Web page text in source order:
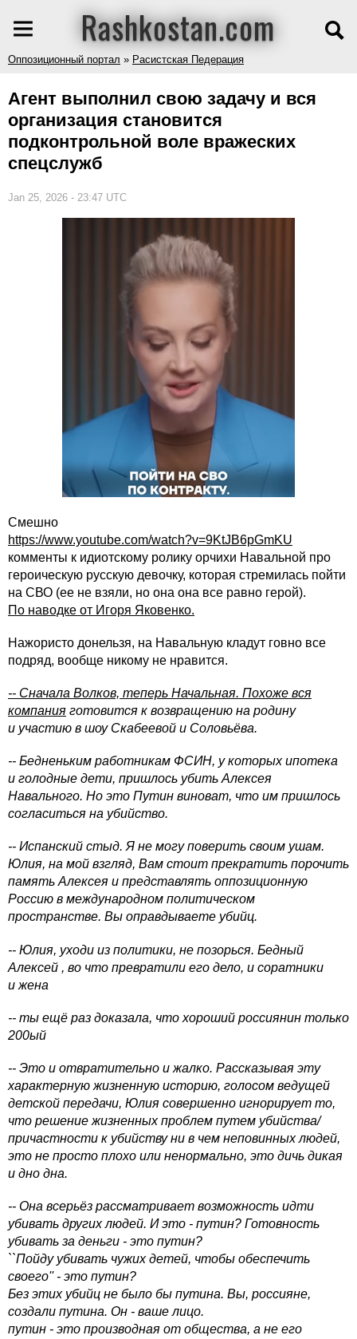
Rashkostan.com
Оппозиционный портал » Расистская Педерация
Агент выполнил свою задачу и вся
организация становится
подконтрольной воле вражеских
спецслужб
Jan 25, 2026 - 23:47 UTC
Смешно
https://www.youtube.com/watch?v=9KtJB6pGmKU
комменты к идиотскому ролику орчихи Навальной про
героическую русскую девочку, которая стремилась пойти
на СВО (ее не взяли, но она она все равно герой).
По наводке от Игоря Яковенко.
Нажористо донельзя, на Навальную кладут говно все
подряд, вообще никому не нравится.
-- Сначала Волков, теперь Начальная. Похоже вся
компания готовится к возвращению на родину
и участию в шоу Скабеевой и Соловьёва.
-- Бедненьким работникам ФСИН, у которых ипотека
и голодные дети, пришлось убить Алексея
Навального. Но это Путин виноват, что им пришлось
согласиться на убийство.
-- Испанский стыд. Я не могу поверить своим ушам.
Юлия, на мой взгляд, Вам стоит прекратить порочить
память Алексея и представлять оппозиционную
Россию в международном политическом
пространстве. Вы оправдываете убийц.
-- Юлия, уходи из политики, не позорься. Бедный
Алексей , во что превратили его дело, и соратники
и жена
-- ты ещё раз доказала, что хороший россиянин только
200ый
-- Это и отвратительно и жалко. Рассказывая эту
характерную жизненную историю, голосом ведущей
детской передачи, Юлия совершенно игнорирует то,
что решение жизненных проблем путем убийства/
причастности к убийству ни в чем неповинных людей,
это не просто плохо или ненормально, это дичь дикая
и дно дна.
-- Она всерьёз рассматривает возможность идти
убивать других людей. И это - путин? Готовность
убивать за деньги - это путин?
``Пойду убивать чужих детей, чтобы обеспечить
своего'' - это путин?
Без этих убийц не было бы путина. Вы, россияне,
создали путина. Он - ваше лицо.
путин - это производная от общества, а не его